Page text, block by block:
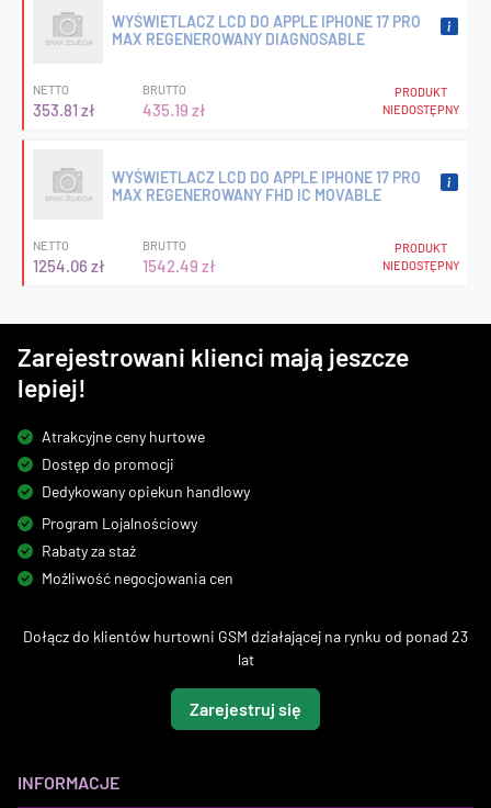
WYŚWIETLACZ LCD DO APPLE IPHONE 17 PRO
MAX REGENEROWANY DIAGNOSABLE
NETTO
353.81 zł
BRUTTO
435.19 zł
PRODUKT
NIEDOSTĘPNY
WYŚWIETLACZ LCD DO APPLE IPHONE 17 PRO
MAX REGENEROWANY FHD IC MOVABLE
NETTO
1254.06 zł
BRUTTO
1542.49 zł
PRODUKT
NIEDOSTĘPNY
Zarejestrowani klienci mają jeszcze
lepiej!
Atrakcyjne ceny hurtowe
Dostęp do promocji
Dedykowany opiekun handlowy
Program Lojalnościowy
Rabaty za staż
Możliwość negocjowania cen
Dołącz do klientów hurtowni GSM działającej na rynku od ponad 23
lat
Zarejestruj się
INFORMACJE